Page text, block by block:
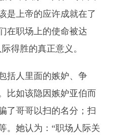
是上帝的应许成就在了
在职场上的使命被达
得胜的真正意义。
括人里面的嫉妒、争
比如该隐因嫉妒亚伯而
了哥哥以扫的名分；扫
。她认为：“职场人际关